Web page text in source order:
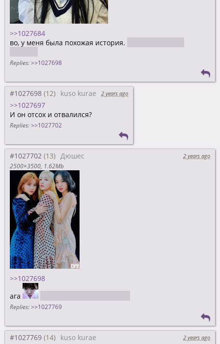
>>1027684
во, у меня была похожая история.
Replies: >>1027698
#1027698 kuso kurae 2 years ago
>>1027697
И он отсох и отвалился?
Replies: >>1027702
#1027702 Дюшес
2 years ago
2500×3500 1.62Mb
>>1027698
ага
Replies: >>1027769
#1027769 kuso kurae 2 years ago